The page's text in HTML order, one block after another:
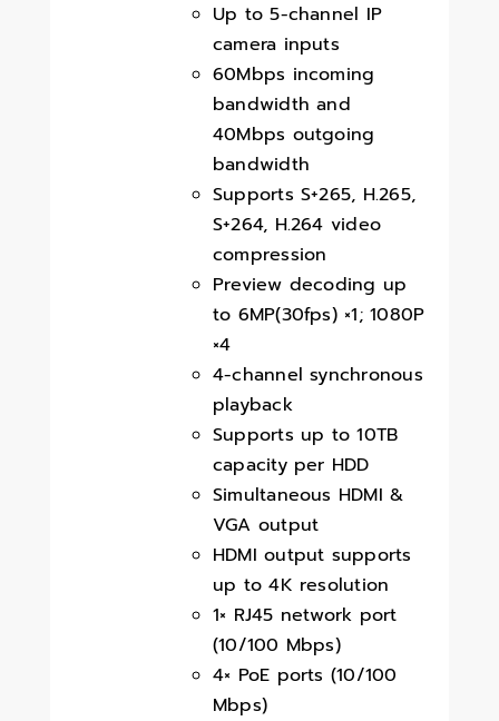
Up to 5-channel IP
camera inputs
60Mbps incoming
bandwidth and
40Mbps outgoing
bandwidth
Supports S+265, H.265,
S+264, H.264 video
compression
Preview decoding up
to 6MP(30fps) ×1; 1080P
×4
4-channel synchronous
playback
Supports up to 10TB
capacity per HDD
Simultaneous HDMI &
VGA output
HDMI output supports
up to 4K resolution
1× RJ45 network port
(10/100 Mbps)
4× PoE ports (10/100
Mbps)